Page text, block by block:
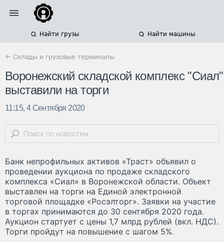
Найти грузы Найти машины
← Склады и грузовые терминалы
Воронежский складской комплекс "Сиал"
выставили на торги
11:15, 4 Сентября 2020
Банк непрофильных активов «Траст» объявил о
проведении аукциона по продаже складского
комплекса «Сиал» в Воронежской области. Объект
выставлен на торги на Единой электронной
торговой площадке «Росэлторг». Заявки на участие
в торгах принимаются до 30 сентября 2020 года.
Аукцион стартует с цены 1,7 млрд рублей (вкл. НДС).
Торги пройдут на повышение с шагом 5%.